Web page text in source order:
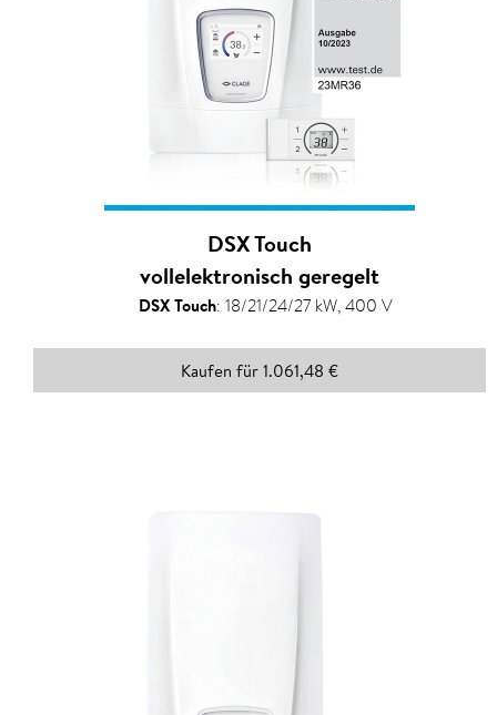
DSX Touch
vollelektronisch geregelt
DSX Touch: 18/21/24/27 kW, 400 V
Kaufen für 1.061,48 €